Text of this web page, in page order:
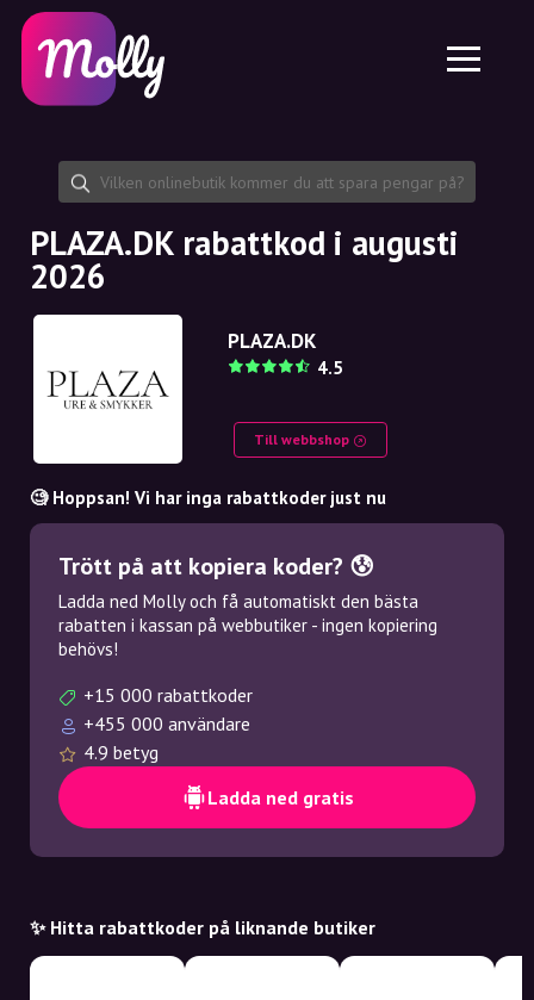
Hudvård
Hårvård
Dela rabattkod
Funktioner
Jobb
Om oss
Samarbete
Plattform
Molly till iPhone och iPad
Molly till Android
SE
EN
SE
NO
NL
PLAZA.DK rabattkod i augusti
2026
PLAZA.DK
4.5
Till webbshop
🧐 Hoppsan! Vi har inga rabattkoder just nu
Trött på att kopiera koder? 😰
Ladda ned Molly och få automatiskt den bästa
rabatten i kassan på webbutiker - ingen kopiering
behövs!
+15 000 rabattkoder
+455 000 användare
4.9 betyg
Ladda ned gratis
✨ Hitta rabattkoder på liknande butiker